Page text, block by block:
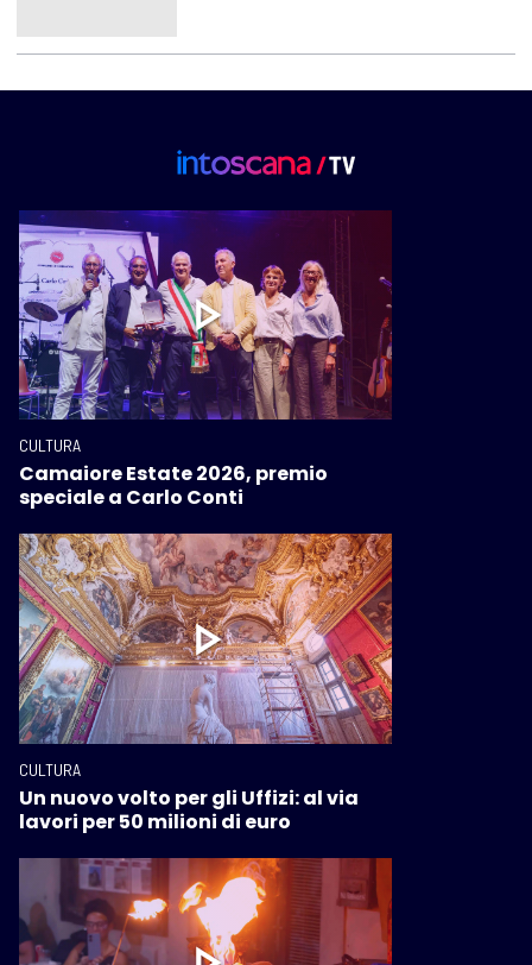
CULTURA
Camaiore Estate 2026, premio
speciale a Carlo Conti
CULTURA
Un nuovo volto per gli Uffizi: al via
lavori per 50 milioni di euro